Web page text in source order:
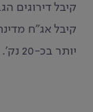
קיבל אג"ח
יותר בכ-20 נק'.